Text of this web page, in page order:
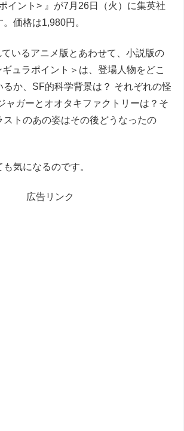
イント> 』が7月26日（火）に集英社
価格は1,980円。
いるアニメ版とあわせて、小説版の
ュラポイント＞は、登場人物をどこ
るか、SF的科学背景は？ それぞれの怪
ャガーとオオタキファクトリーは？そ
ストのあの姿はその後どうなったの
気になるのです。
広告リンク